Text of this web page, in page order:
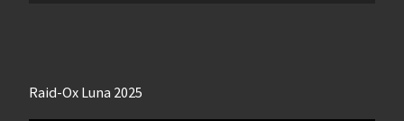
Raid-Ox Luna 2025